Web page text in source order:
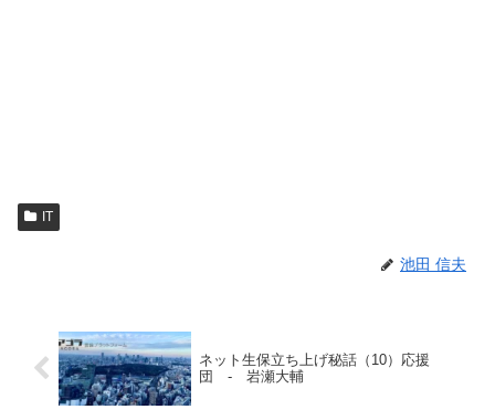
IT
池田 信夫
ネット生保立ち上げ秘話（10）応援
団 - 岩瀬大輔